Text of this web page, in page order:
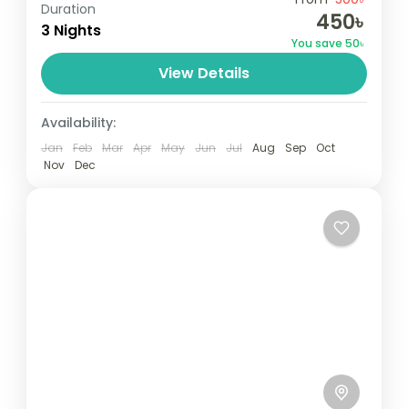
relatively distant geographical locations,
and can involve travel by foot, bicycle,
automobile, train, boat, bus, airplane, or
other...
India,Nepal,Peru,Srilanka
Duration
3 Nights 450৳
You save 50৳
View Details
Availability:
Jan Feb Mar Apr May Jun Jul Aug Sep
Oct
Nov
Dec